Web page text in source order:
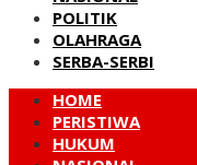
POLITIK
OLAHRAGA
SERBA-SERBI
HOME
PERISTIWA
HUKUM